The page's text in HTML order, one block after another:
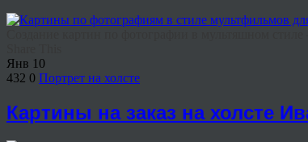
Янв 10
432 0 Портрет на холсте
Картины на заказ на холсте